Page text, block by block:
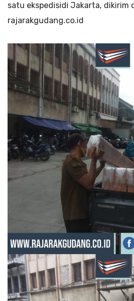
satu ekspedisidi Jakarta, dikirim
rajarakgudang.co.id